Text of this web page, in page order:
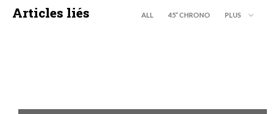
Articles liés ALL 45’’ CHRONO PLUS